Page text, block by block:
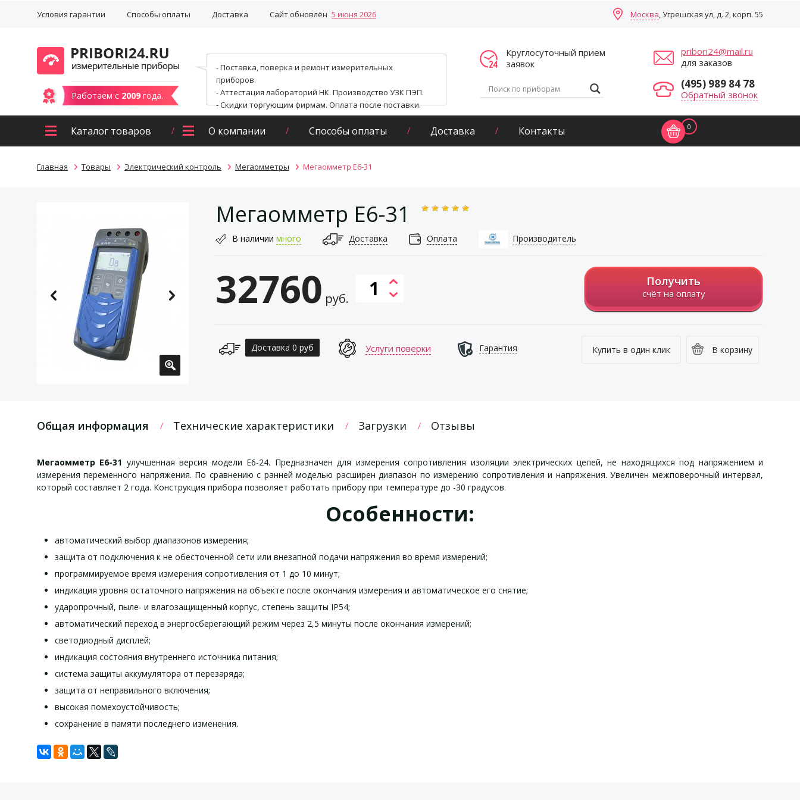
Условия гарантии Способы оплаты Доставка Сайт обновлён 5 июня 2026 Москва, Угрешская ул, д. 2, корп. 55
Работаем с 2009 года.
- Поставка, поверка и ремонт измерительных
приборов.
- Аттестация лабораторий НК. Производство УЗК ПЭП.
- Скидки торгующим фирмам. Оплата после поставки.
Круглосуточный прием
заявок
pribori24@mail.ru
для заказов
(495) 989 84 78
Обратный звонок
Каталог товаров О компании Способы оплаты Доставка Контакты 0
Главная Товары Электрический контроль Мегаомметры Мегаомметр Е6-31
Мегаомметр Е6-31
В наличии много Доставка Оплата Производитель
32760 руб.
Получить
счёт на оплату
В корзину
Купить в один клик
Доставка 0 руб Услуги поверки Гарантия
Общая информация Технические характеристики Загрузки Отзывы
Мегаомметр Е6-31 улучшенная версия модели Е6-24. Предназначен для измерения сопротивления изоляции электрических цепей, не находящихся под напряжением и
измерения переменного напряжения. По сравнению с ранней моделью расширен диапазон по измерению сопротивления и напряжения. Увеличен межповерочный интервал,
который составляет 2 года. Конструкция прибора позволяет работать прибору при температуре до -30 градусов.
Особенности:
автоматический выбор диапазонов измерения;
защита от подключения к не обесточенной сети или внезапной подачи напряжения во время измерений;
программируемое время измерения сопротивления от 1 до 10 минут;
индикация уровня остаточного напряжения на объекте после окончания измерения и автоматическое его снятие;
ударопрочный, пыле- и влагозащищенный корпус, степень защиты IP54;
автоматический переход в энергосберегающий режим через 2,5 минуты после окончания измерений;
светодиодный дисплей;
индикация состояния внутреннего источника питания;
система защиты аккумулятора от перезаряда;
защита от неправильного включения;
высокая помехоустойчивость;
сохранение в памяти последнего изменения.